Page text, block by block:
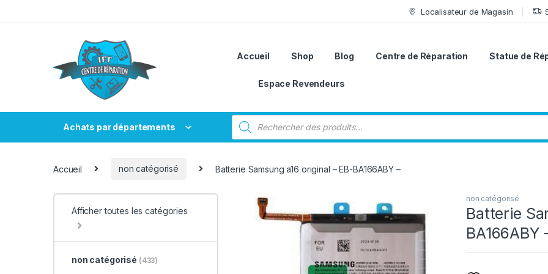
Localisateur de Magasin
Accueil Shop Blog Centre de Réparation Statue de
Espace Revendeurs
Achats par départements
Recherche de produits
Accueil non catégorisé Batterie Samsung a16 original – EB-BA166ABY –
non catégorisé
Batterie
BA166ABY
Afficher toutes les catégories
non catégorisé (433)